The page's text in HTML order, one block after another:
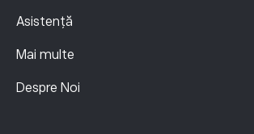
Asistență
Mai multe
Despre Noi